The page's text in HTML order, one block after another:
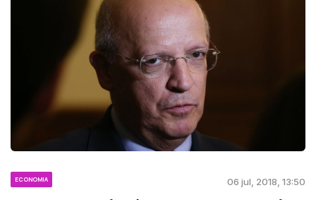
ECONOMIA 06 jul, 2018, 13:50